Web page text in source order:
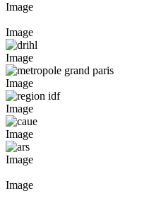
Image
Image
Image
Image
Image
Image
Image
Image